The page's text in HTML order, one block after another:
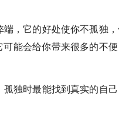
，它的好处使你不孤独
能会给你带来很多的不
独时最能找到真实的自